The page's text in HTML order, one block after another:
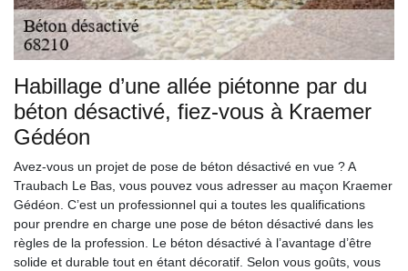
Habillage d’une allée piétonne par du
béton désactivé, fiez-vous à Kraemer
Gédéon
Avez-vous un projet de pose de béton désactivé en vue ? A
Traubach Le Bas, vous pouvez vous adresser au maçon Kraemer
Gédéon. C’est un professionnel qui a toutes les qualifications
pour prendre en charge une pose de béton désactivé dans les
règles de la profession. Le béton désactivé à l’avantage d’être
solide et durable tout en étant décoratif. Selon vous goûts, vous